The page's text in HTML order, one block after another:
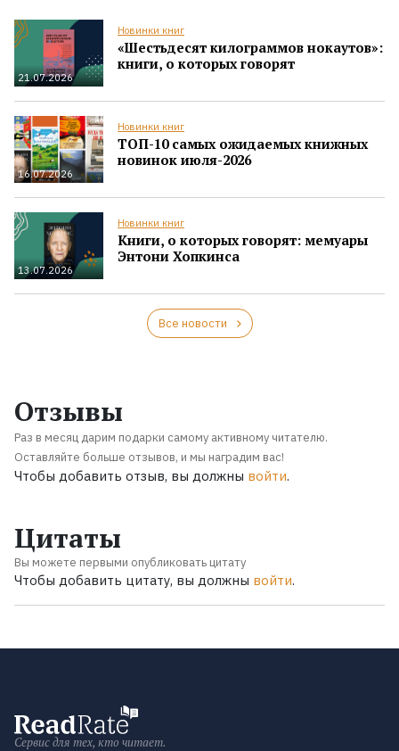
21.07.2026
Новинки книг
«Шестьдесят килограммов нокаутов»:
книги, о которых говорят
16.07.2026
Новинки книг
ТОП-10 самых ожидаемых книжных
новинок июля-2026
13.07.2026
Новинки книг
Книги, о которых говорят: мемуары
Энтони Хопкинса
Все новости
Отзывы
Раз в месяц дарим подарки самому активному читателю.
Оставляйте больше отзывов, и мы наградим вас!
Чтобы добавить отзыв, вы должны войти.
Цитаты
Вы можете первыми опубликовать цитату
Чтобы добавить цитату, вы должны войти.
Сервис для тех, кто читает.